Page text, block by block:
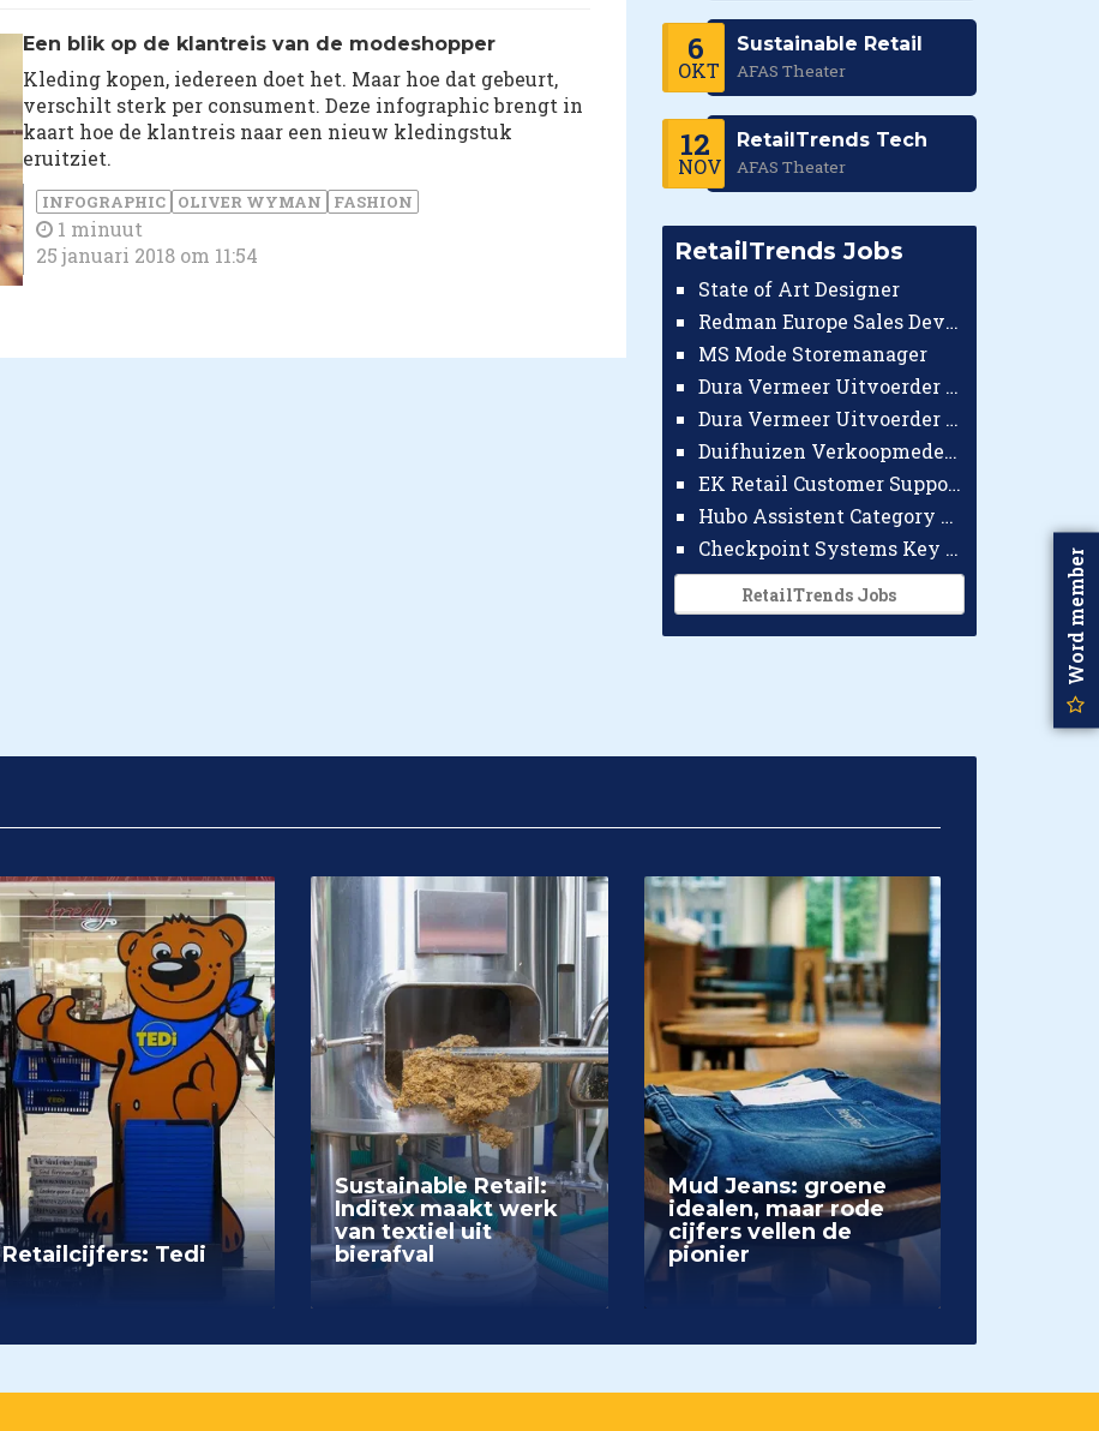
Een blik op de klantreis van de modeshopper
Kleding kopen, iedereen doet het. Maar hoe dat gebeurt,
verschilt sterk per consument. Deze infographic brengt in
kaart hoe de klantreis naar een nieuw kledingstuk
eruitziet.
INFOGRAPHIC OLIVER WYMAN FASHION
1 minuut
25 januari 2018 om 11:54
6
OKT
Sustainable Retail
AFAS Theater
12
NOV
RetailTrends Tech
AFAS Theater
RetailTrends Jobs
State of Art Designer
Redman Europe Sales Developer (Europe)
MS Mode Storemanager
Dura Vermeer Uitvoerder GWW Amsterdam
Dura Vermeer Uitvoerder Civiel Nijmegen
Duifhuizen Verkoopmedewerker Ridderkerk
EK Retail Customer Support Omnichannel
Hubo Assistent Category Manager
Checkpoint Systems Key Accountmanager Benelux
RetailTrends Jobs
Retailcijfers: Tedi
Sustainable Retail:
Inditex maakt werk
van textiel uit
bierafval
Mud Jeans: groene
idealen, maar rode
cijfers vellen de
pionier
Word member